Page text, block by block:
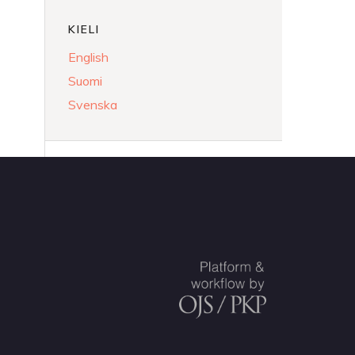
KIELI
English
Suomi
Svenska